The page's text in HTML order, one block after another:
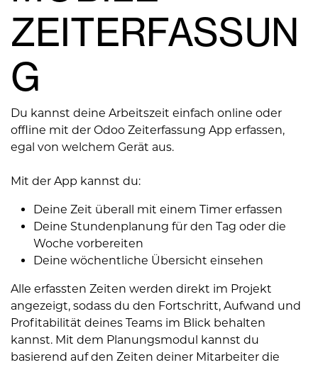
ZEITERFASSUN
G
Du kannst deine Arbeitszeit einfach online oder
offline mit der Odoo Zeiterfassung App erfassen,
egal von welchem Gerät aus.
Mit der App kannst du:
Deine Zeit überall mit einem Timer erfassen
Deine Stundenplanung für den Tag oder die
Woche vorbereiten
Deine wöchentliche Übersicht einsehen
Alle erfassten Zeiten werden direkt im Projekt
angezeigt, sodass du den Fortschritt, Aufwand und
Profitabilität deines Teams im Blick behalten
kannst. Mit dem Planungsmodul kannst du
basierend auf den Zeiten deiner Mitarbeiter die